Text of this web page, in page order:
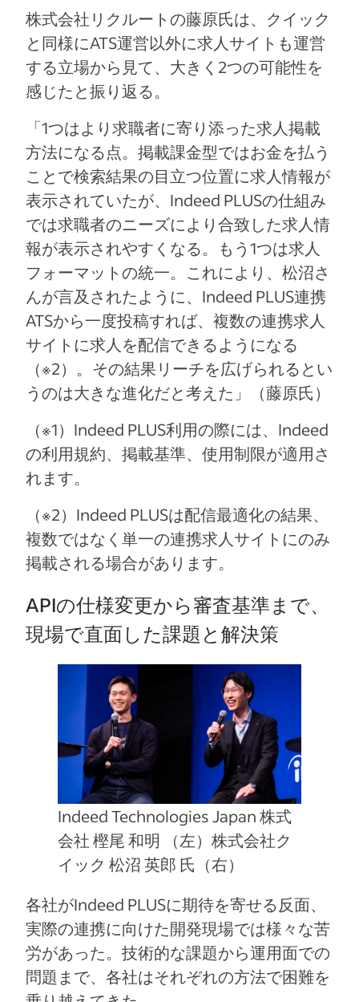
株式会社リクルートの藤原氏は、クイック
と同様にATS運営以外に求人サイトも運営
する立場から見て、大きく2つの可能性を
感じたと振り返る。
「1つはより求職者に寄り添った求人掲載
方法になる点。掲載課金型ではお金を払う
ことで検索結果の目立つ位置に求人情報が
表示されていたが、Indeed PLUSの仕組み
では求職者のニーズにより合致した求人情
報が表示されやすくなる。もう1つは求人
フォーマットの統一。これにより、松沼さ
んが言及されたように、Indeed PLUS連携
ATSから一度投稿すれば、複数の連携求人
サイトに求人を配信できるようになる
（※2）。その結果リーチを広げられるとい
うのは大きな進化だと考えた」（藤原氏）
（※1）Indeed PLUS利用の際には、Indeed
の利用規約、掲載基準、使用制限が適用さ
れます。
（※2）Indeed PLUSは配信最適化の結果、
複数ではなく単一の連携求人サイトにのみ
掲載される場合があります。
APIの仕様変更から審査基準まで、
現場で直面した課題と解決策
Indeed Technologies Japan 株式
会社 樫尾 和明 （左）株式会社ク
イック 松沼 英郎 氏（右）
各社がIndeed PLUSに期待を寄せる反面、
実際の連携に向けた開発現場では様々な苦
労があった。技術的な課題から運用面での
問題まで、各社はそれぞれの方法で困難を